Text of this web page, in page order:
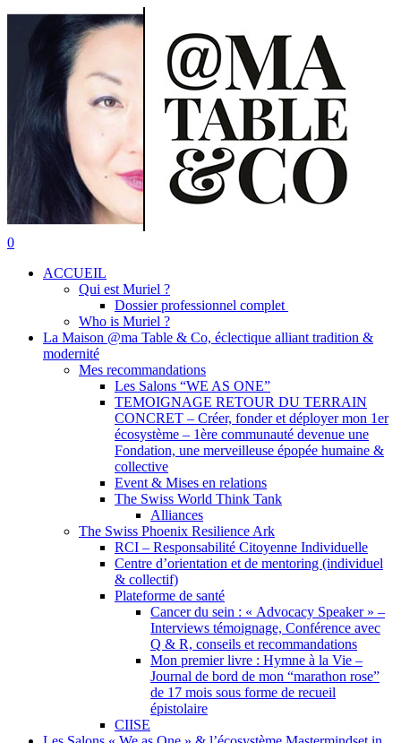
Skip
search
0
ACCUEIL
Qui est Muriel ?
Dossier professionnel complet
Who is Muriel ?
La Maison @ma Table & Co, éclectique alliant tradition &
modernité
Mes recommandations
Les Salons “WE AS ONE”
TEMOIGNAGE RETOUR DU TERRAIN
CONCRET – Créer, fonder et déployer mon 1er
écosystème – 1ère communauté devenue une
Fondation, une merveilleuse épopée humaine &
collective
Event & Mises en relations
The Swiss World Think Tank
Alliances
The Swiss Phoenix Resilience Ark
RCI – Responsabilité Citoyenne Individuelle
Centre d’orientation et de mentoring (individuel
& collectif)
Plateforme de santé
Cancer du sein : « Advocacy Speaker » –
Interviews témoignage, Conférence avec
Q & R, conseils et recommandations
Mon premier livre : Hymne à la Vie –
Journal de bord de mon “marathon rose”
de 17 mois sous forme de recueil
épistolaire
CIISE